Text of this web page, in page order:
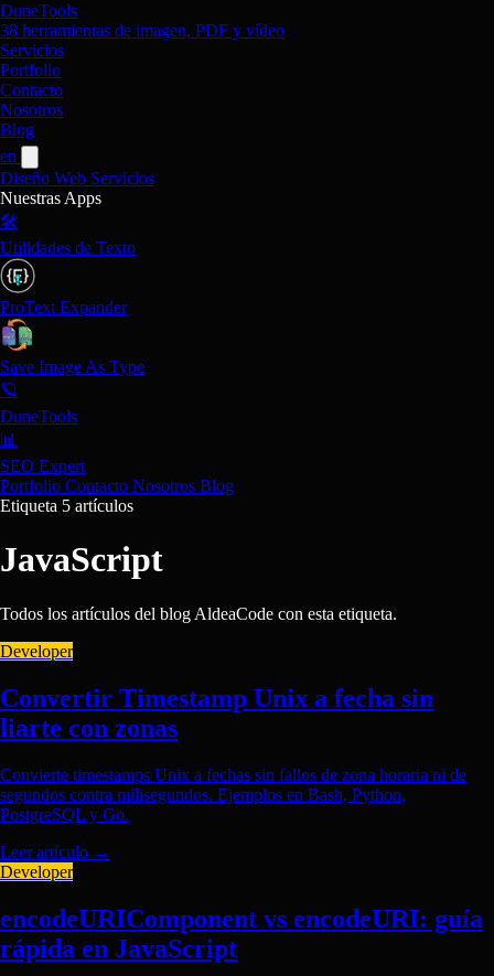
DuneTools
38 herramientas de imagen, PDF y vídeo
Servicios
Portfolio
Contacto
Nosotros
Blog
en
Diseño Web Servicios
Nuestras Apps
🛠️
Utilidades de Texto
ProText Expander
Save Image As Type
🪐
DuneTools
📊
SEO Expert
Portfolio Contacto Nosotros Blog
Etiqueta 5 artículos
JavaScript
Todos los artículos del blog AldeaCode con esta etiqueta.
Developer
Convertir Timestamp Unix a fecha sin
liarte con zonas
Convierte timestamps Unix a fechas sin fallos de zona horaria ni de
segundos contra milisegundos. Ejemplos en Bash, Python,
PostgreSQL y Go.
Leer artículo →
Developer
encodeURIComponent vs encodeURI: guía
rápida en JavaScript